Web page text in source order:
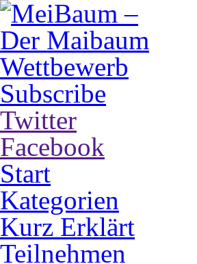
Subscribe
Twitter
Facebook
Start
Kategorien
Kurz Erklärt
Teilnehmen